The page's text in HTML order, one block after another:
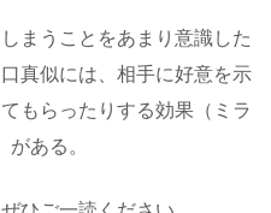
まうことをあまり意識した
真似には、相手に好意を示
もらったりする効果（ミラ
がある。